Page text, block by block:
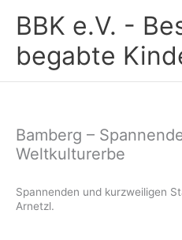
Inhalt
springen
BBK e.V. -
begabte
Bamberg –
Weltkulturerbe
Spannenden und kurzweiligen
Arnetzl.